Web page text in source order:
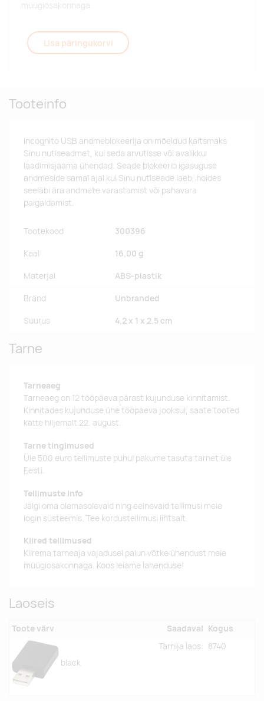
müügiosakonnaga.
Lisa päringukorvi
Tooteinfo
Incognito USB andmeblokeerija on mõeldud kaitsmaks
Sinu nutiseadmet, kui seda arvutisse või avalikku
laadimisjaama ühendad. Seade blokeerib igasuguse
andmeside samal ajal kui Sinu nutiseade laeb, hoides
seeläbi ära andmete varastamist või pahavara
paigaldamist.
Tootekood 300396
Kaal 16,00 g
Materjal ABS-plastik
Bränd Unbranded
Suurus 4,2 x 1 x 2,5 cm
Tarne
Tarneaeg
Tarneaeg on 12 tööpäeva pärast kujunduse kinnitamist.
Kinnitades kujunduse ühe tööpäeva jooksul, saate tooted
kätte hiljemalt 22. august.
Tarne tingimused
Üle 500 euro tellimuste puhul pakume tasuta tarnet üle
Eesti.
Tellimuste info
Jälgi oma olemasolevaid ning eelnevaid tellimusi meie
login süsteemis. Tee kordustellimusi lihtsalt.
Kiired tellimused
Kiirema tarneaja vajadusel palun võtke ühendust meie
müügiosakonnaga. Koos leiame lahenduse!
Laoseis
Toote värv Saadaval Kogus
black
Tarnija laos: 8740